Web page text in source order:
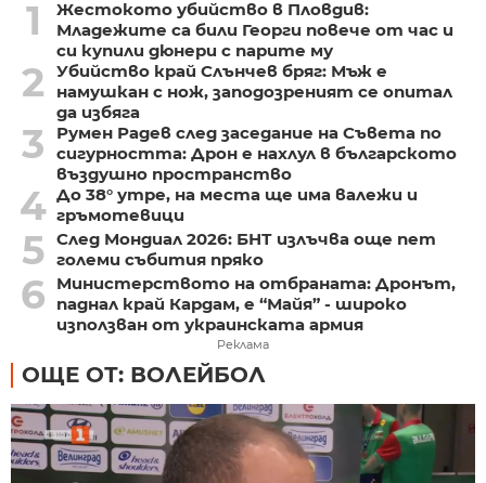
1
Жестокото убийство в Пловдив:
Младежите са били Георги повече от час и
си купили дюнери с парите му
2
Убийство край Слънчев бряг: Мъж е
намушкан с нож, заподозреният се опитал
да избяга
3
Румен Радев след заседание на Съвета по
сигурността: Дрон е нахлул в българското
въздушно пространство
4 До 38° утре, на места ще има валежи и
гръмотевици
5 След Мондиал 2026: БНТ излъчва още пет
големи събития пряко
6
Министерството на отбраната: Дронът,
паднал край Кардам, е “Майя” - широко
използван от украинската армия
Реклама
ОЩЕ ОТ: ВОЛЕЙБОЛ